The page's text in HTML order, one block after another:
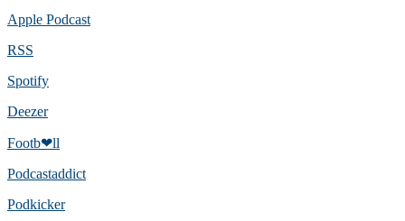
Apple Podcast
RSS
Spotify
Deezer
Footb❤ll
Podcast­addict
Podkicker